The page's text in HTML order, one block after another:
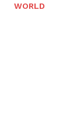
WORLD